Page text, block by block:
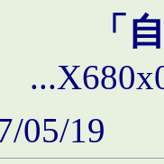
「
05/19